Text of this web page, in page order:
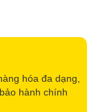
hóa đa dạng,
hành chính